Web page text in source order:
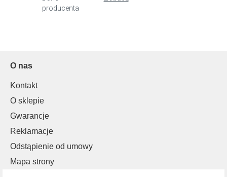
producenta
O nas
Kontakt
O sklepie
Gwarancje
Reklamacje
Odstąpienie od umowy
Mapa strony